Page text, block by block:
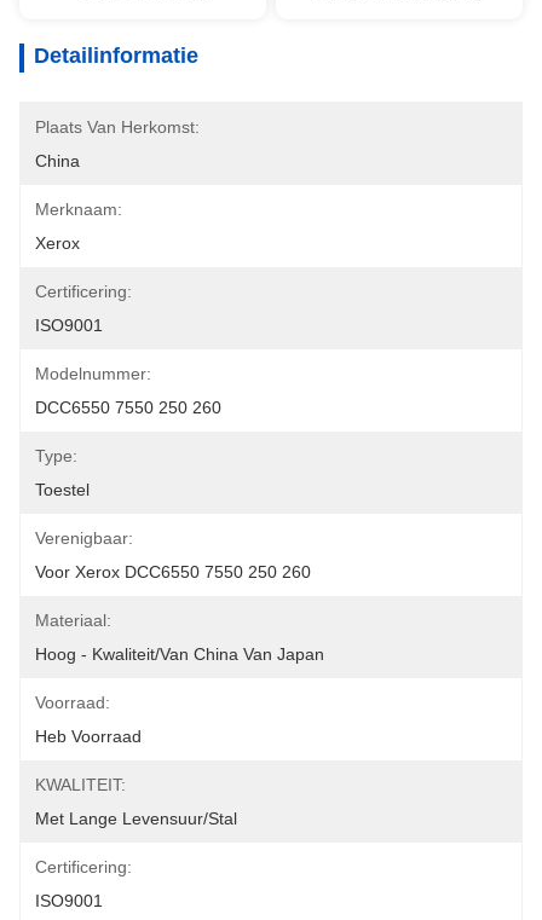
Detailinformatie
Plaats Van Herkomst:
China
Merknaam:
Xerox
Certificering:
ISO9001
Modelnummer:
DCC6550 7550 250 260
Type:
Toestel
Verenigbaar:
Voor Xerox DCC6550 7550 250 260
Materiaal:
Hoog - Kwaliteit/van China Van Japan
Voorraad:
Heb Voorraad
KWALITEIT:
Met Lange Levensuur/Stal
Certificering:
ISO9001